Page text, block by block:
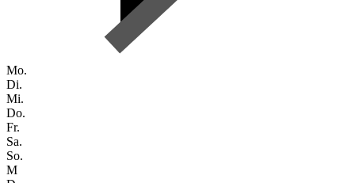
Mo.
Di.
Mi.
Do.
Fr.
Sa.
So.
M